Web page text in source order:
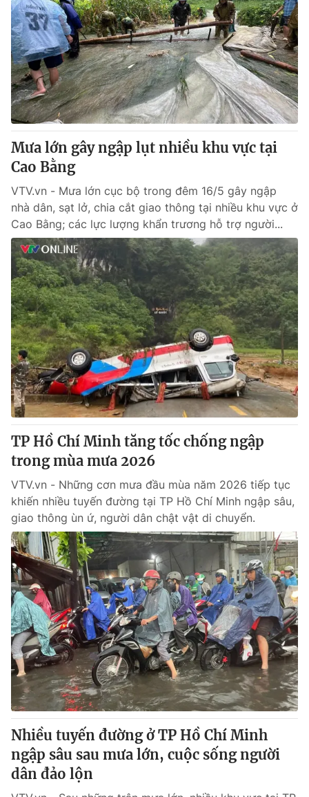
Mưa lớn gây ngập lụt nhiều khu vực tại
Cao Bằng
VTV.vn - Mưa lớn cục bộ trong đêm 16/5 gây ngập
nhà dân, sạt lở, chia cắt giao thông tại nhiều khu vực ở
Cao Bằng; các lực lượng khẩn trương hỗ trợ người...
TP Hồ Chí Minh tăng tốc chống ngập
trong mùa mưa 2026
VTV.vn - Những cơn mưa đầu mùa năm 2026 tiếp tục
khiến nhiều tuyến đường tại TP Hồ Chí Minh ngập sâu,
giao thông ùn ứ, người dân chật vật di chuyển.
Nhiều tuyến đường ở TP Hồ Chí Minh
ngập sâu sau mưa lớn, cuộc sống người
dân đảo lộn